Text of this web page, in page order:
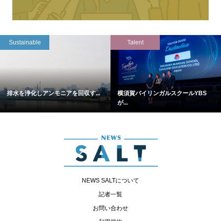
Sustainable
排水を浄化しアンモニアを回収す...
Talent
横須賀バイリンガルスクールYBS
が...
NEWS SALTについて
記者一覧
お問い合わせ